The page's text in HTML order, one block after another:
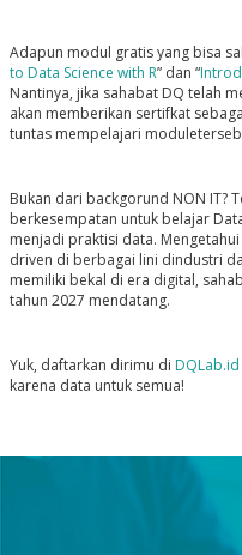
Adapun modul gratis yang bisa
to Data Science with R” dan “
Nantinya, jika sahabat DQ telah
akan memberikan sertifkat
tuntas mempelajari
Bukan dari backgorund NON IT?
berkesempatan untuk belajar
menjadi praktisi data.
driven di berbagai lini dindustri
memiliki bekal di era digital,
tahun 2027 mendatang.
Yuk, daftarkan dirimu di DQLab.id
karena data untuk semua!